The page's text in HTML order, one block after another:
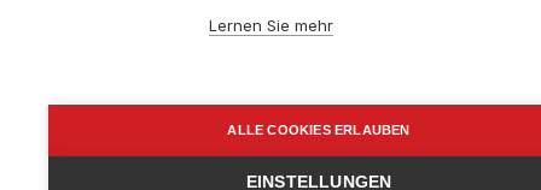
support@smartkuendigen.de
Lernen Sie mehr
ALLE COOKIES ERLAUBEN
EINSTELLUNGEN